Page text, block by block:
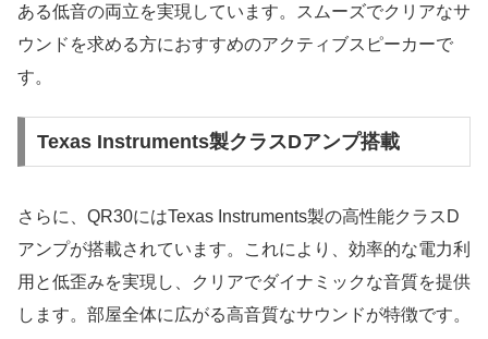
ある低音の両立を実現しています。スムーズでクリアなサ
ウンドを求める方におすすめのアクティブスピーカーで
す。
Texas Instruments製クラスDアンプ搭載
さらに、QR30にはTexas Instruments製の高性能クラスD
アンプが搭載されています。これにより、効率的な電力利
用と低歪みを実現し、クリアでダイナミックな音質を提供
します。部屋全体に広がる高音質なサウンドが特徴です。